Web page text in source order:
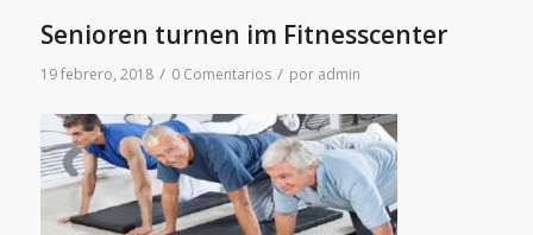
Senioren turnen im Fitnesscenter
19 febrero, 2018 / 0 Comentarios / por admin